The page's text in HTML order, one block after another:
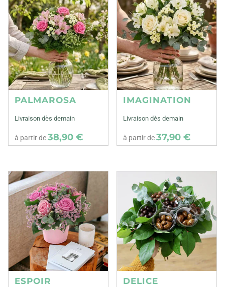
PALMAROSA
Livraison dès demain
à partir de38,90 €
IMAGINATION
Livraison dès demain
à partir de37,90 €
ESPOIR
DELICE